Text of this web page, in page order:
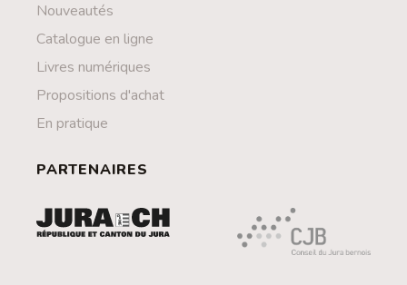
Nouveautés
Catalogue en ligne
Livres numériques
Propositions d'achat
En pratique
PARTENAIRES